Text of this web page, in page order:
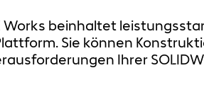
Works beinhaltet
Sie können
Ihrer